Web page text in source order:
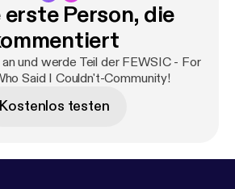
erste Person, die
und werde Teil der FEWSIC - For
Said I Couldn't-Community!
Kostenlos testen